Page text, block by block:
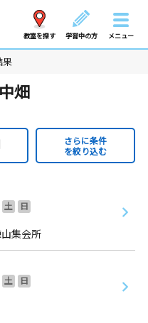
教室を探す 学習中の方 メニュー
果
畑
さらに条件
を絞り込む
土
日
集会所
土
日